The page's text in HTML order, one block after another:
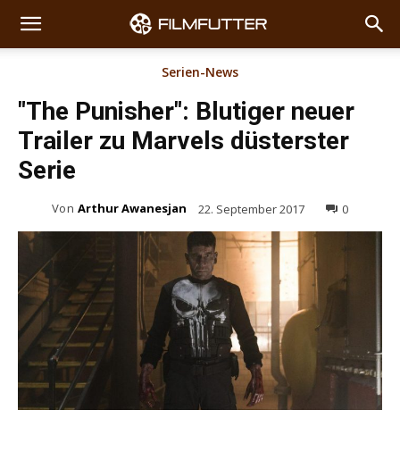
Serien-News
"The Punisher": Blutiger neuer
Trailer zu Marvels düsterster
Serie
Von Arthur Awanesjan 22. September 2017 0